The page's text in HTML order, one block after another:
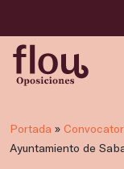
Portada »
Ayuntamiento de